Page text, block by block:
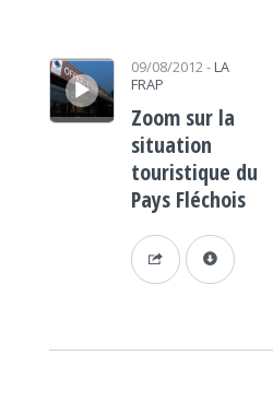
Lecteur audio 09/08/2012- LA
FRAP
Zoom sur la
situation
touristique du
Pays Fléchois